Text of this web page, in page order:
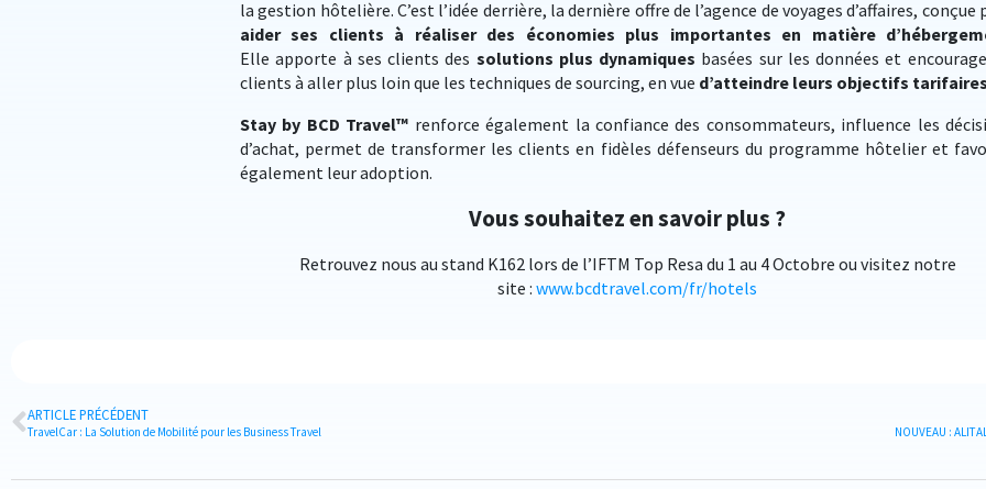
la gestion hôtelière. C’est l’idée derrière, la dernière offre de l’agence de voyages d’affaires, conçue
aider ses clients à réaliser des économies plus importantes en matière
Elle apporte à ses clients des solutions plus dynamiques basées sur les données et
clients à aller plus loin que les techniques de sourcing, en vue d’atteindre leurs objectifs
Stay by BCD Travel™ renforce également la confiance des consommateurs, influence les
d’achat, permet de transformer les clients en fidèles défenseurs du programme hôtelier et
également leur adoption.
Vous souhaitez en savoir plus ?
Retrouvez nous au stand K162 lors de l’IFTM Top Resa du 1 au 4 Octobre ou visitez notre
site : www.bcdtravel.com/fr/hotels
ARTICLE PRÉCÉDENT
TravelCar : La Solution de Mobilité pour les Business Travel NOUVEAU :